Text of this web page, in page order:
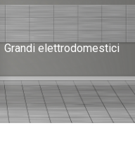
Grandi elettrodomestici